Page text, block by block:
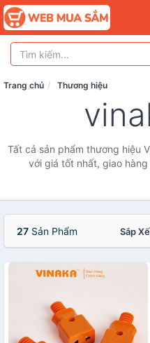
Trang chủ Thương hiệu
Tất cả sản phẩm thương hiệu
với giá tốt nhất, giao
27 Sản Phẩm Sắp